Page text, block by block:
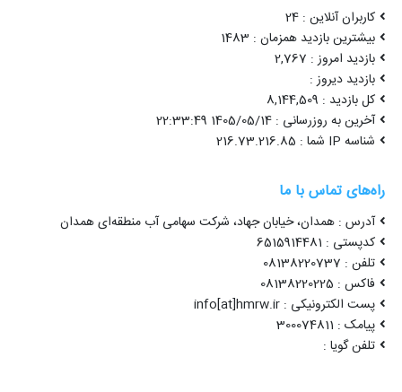
کاربران آنلاین : 24
بیشترین بازدید همزمان : 1483
بازدید امروز : 2,767
بازدید دیروز :
کل بازدید : 8,144,509
آخرین به روزرسانی : 1405/05/14 22:33:49
شناسه IP شما : 216.73.216.85
راه‌های تماس با ما
آدرس : همدان، خیابان جهاد، شرکت سهامی آب منطقه‌ای همدان
کدپستی : 6515914481
تلفن : 08138220737
فاکس : 08138220225
پست الکترونیکی : info[at]hmrw.ir
پیامک : 300074811
تلفن گویا :